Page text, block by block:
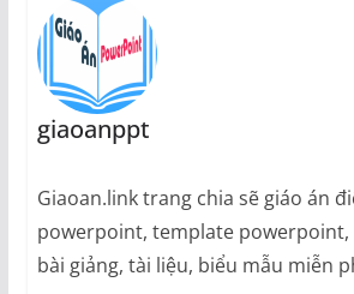
giaoanppt
Giaoan.link trang chia sẽ giáo án
powerpoint, template powerpoint,
bài giảng, tài liệu, biểu mẫu miễn